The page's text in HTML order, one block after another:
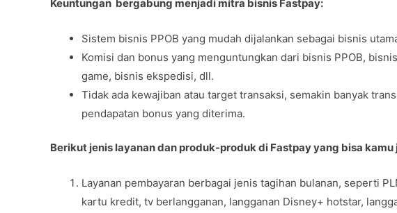
Keuntungan bergabung menjadi mitra bisnis Fastpay:
Sistem bisnis PPOB yang mudah dijalankan sebagai bisnis
Komisi dan bonus yang menguntungkan dari bisnis PPOB,
game, bisnis ekspedisi, dll.
Tidak ada kewajiban atau target transaksi, semakin banyak
pendapatan bonus yang diterima.
Berikut jenis layanan dan produk-produk di Fastpay yang bisa
Layanan pembayaran berbagai jenis tagihan bulanan, seperti
kartu kredit, tv berlangganan, langganan Disney+ hotstar,